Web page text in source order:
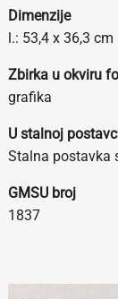
Dimenzije
l.: 53,4 x 36,3 cm
Zbirka u okviru
grafika
U stalnoj
Stalna postavka
GMSU broj
1837